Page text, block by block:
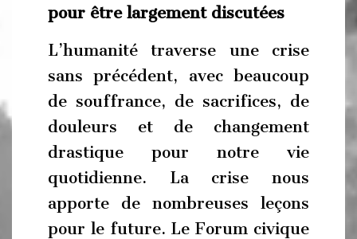
pour être largement discutées
L’humanité traverse une crise
sans précédent, avec beaucoup
de souffrance, de sacrifices, de
douleurs et de changement
drastique pour notre vie
quotidienne. La crise nous
apporte de nombreuses leçons
pour le future. Le Forum civique